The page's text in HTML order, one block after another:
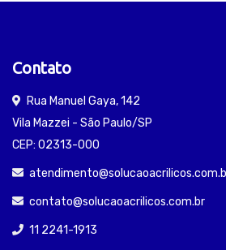
Contato
Rua Manuel Gaya, 142
Vila Mazzei - São Paulo/SP
CEP: 02313-000
contato@solucaoacrilicos.com.br
11 2241-1913